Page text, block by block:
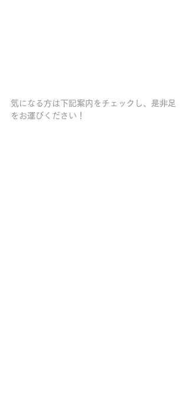
気になる方は下記案内をチェックし、是非足
をお運びください！